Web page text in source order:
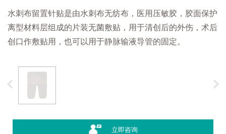
水刺布留置针贴是由水刺布无纺布，医用压敏胶，胶面保护
离型材料层组成的片装无菌敷贴，用于清创后的外伤，术后
创口作敷贴用，也可以用于静脉输液导管的固定。
立即咨询